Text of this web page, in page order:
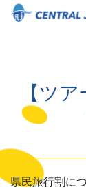
【ツ
県民旅行割に